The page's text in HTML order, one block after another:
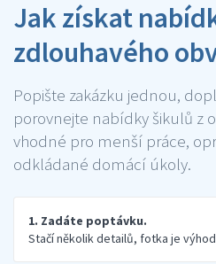
Jak získat
zdlouhavého
Popište zakázku jednou,
porovnejte nabídky šikulů z
vhodné pro menší práce,
odkládané domácí úkoly.
1. Zadáte poptávku.
Stačí několik detailů, fotka je